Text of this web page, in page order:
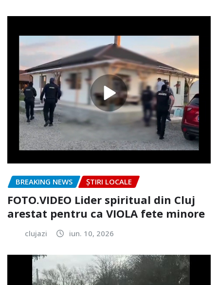
BREAKING NEWS ȘTIRI LOCALE
FOTO.VIDEO Lider spiritual din Cluj
arestat pentru ca VIOLA fete minore
clujazi iun. 10, 2026